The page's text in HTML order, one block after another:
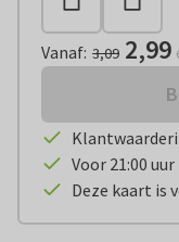
Vanaf: 3,09 2,99
Voor 21:00
Deze kaart is